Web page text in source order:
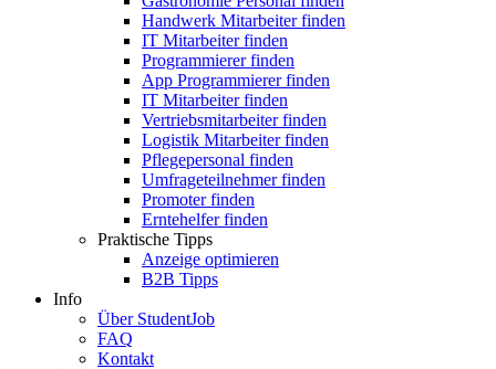
Handwerk Mitarbeiter finden
IT Mitarbeiter finden
Programmierer finden
App Programmierer finden
IT Mitarbeiter finden
Vertriebsmitarbeiter finden
Logistik Mitarbeiter finden
Pflegepersonal finden
Umfrageteilnehmer finden
Promoter finden
Erntehelfer finden
Praktische Tipps
Anzeige optimieren
B2B Tipps
Info
Über StudentJob
FAQ
Kontakt